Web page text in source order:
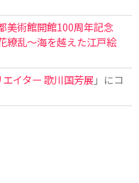
美術館開館100周年記念
乱〜海を越えた江戸絵
イター 歌川国芳展 」にコ